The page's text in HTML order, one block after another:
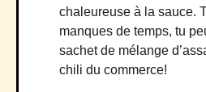
chaleureuse à la sauce.
manques de temps, tu
sachet de mélange
chili du commerce!